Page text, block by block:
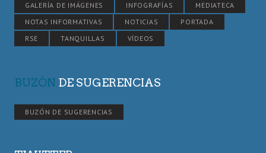
GALERÍA DE IMÁGENES
INFOGRAFÍAS
MEDIATECA
NOTAS INFORMATIVAS
NOTICIAS
PORTADA
RSE
TANQUILLAS VÍDEOS
BUZÓN DE SUGERENCIAS
BUZÓN DE SUGERENCIAS